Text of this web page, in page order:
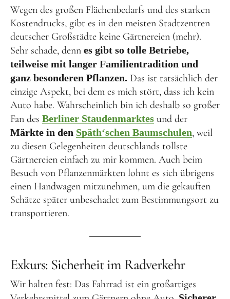
Wegen des großen Flächenbedarfs und des starken
Kostendrucks, gibt es in den meisten Stadtzentren
deutscher Großstädte keine Gärtnereien (mehr).
Sehr schade, denn es gibt so tolle Betriebe,
teilweise mit langer Familientradition und
ganz besonderen Pflanzen. Das ist tatsächlich der
einzige Aspekt, bei dem es mich stört, dass ich kein
Auto habe. Wahrscheinlich bin ich deshalb so großer
Fan des Berliner Staudenmarktes und der
Märkte in den Späth‘schen Baumschulen, weil
zu diesen Gelegenheiten deutschlands tollste
Gärtnereien einfach zu mir kommen. Auch beim
Besuch von Pflanzenmärkten lohnt es sich übrigens
einen Handwagen mitzunehmen, um die gekauften
Schätze später unbeschadet zum Bestimmungsort zu
transportieren.
Exkurs: Sicherheit im Radverkehr
Wir halten fest: Das Fahrrad ist ein großartiges